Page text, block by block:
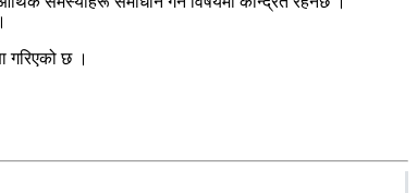
गरिएको छ ।